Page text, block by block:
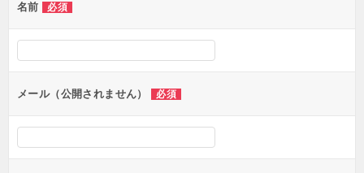
ー
シ
ン
名前 必須
メール（公開されません） 必須